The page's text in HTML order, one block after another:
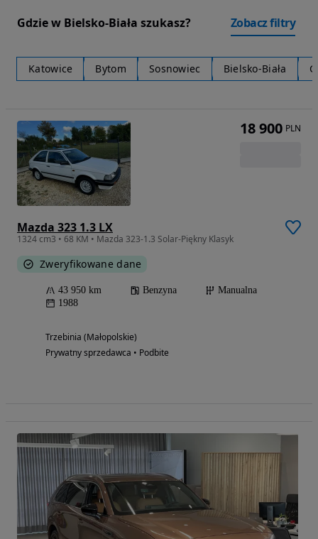
Gdzie w Bielsko-Biała szukasz? Zobacz filtry
Katowice Bytom Sosnowiec Bielsko-Biała
Mazda 323 1.3 LX
1324 cm3 • 68 KM • Mazda 323-1.3 Solar-Piękny Klasyk
Zweryfikowane dane
43 950 km Benzyna
Manualna
1988
Trzebinia (Małopolskie)
Prywatny sprzedawca • Podbite
18 900 PLN